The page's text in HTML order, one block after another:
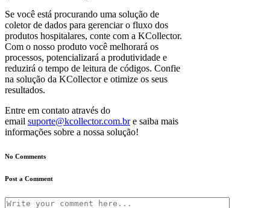
Se você está procurando uma solução de
coletor de dados para gerenciar o fluxo dos
produtos hospitalares, conte com a KCollector.
Com o nosso produto você melhorará os
processos, potencializará a produtividade e
reduzirá o tempo de leitura de códigos. Confie
na solução da KCollector e otimize os seus
resultados.
Entre em contato através do
email suporte@kcollector.com.bre saiba mais
informações sobre a nossa solução!
No Comments
Post a Comment